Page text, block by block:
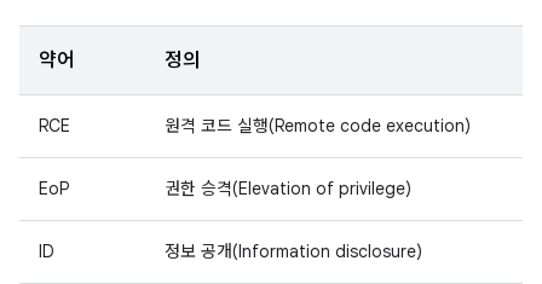
약어 정의
RCE 원격 코드 실행(Remote code execution)
EoP 권한 승격(Elevation of privilege)
ID 정보 공개(Information disclosure)